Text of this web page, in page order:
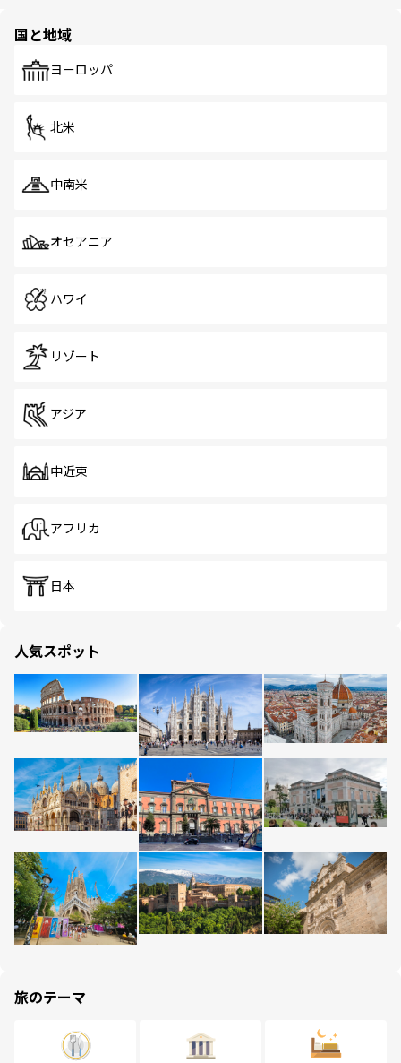
で、ホーカーズは地元の風情を楽しめる外せないスポット
国と地域
ヨーロッパ
北米
中南米
オセアニア
ハワイ
リゾート
アジア
中近東
アフリカ
日本
人気スポット
旅のテーマ